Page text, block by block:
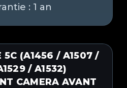
5C (A1456 / A1507 /
/ A1532)
CAMERA AVANT